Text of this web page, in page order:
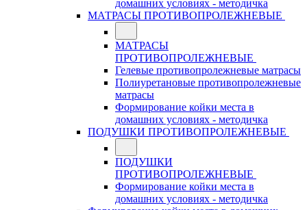
домашних условиях - методичка
МАТРАСЫ ПРОТИВОПРОЛЕЖНЕВЫЕ
МАТРАСЫ
ПРОТИВОПРОЛЕЖНЕВЫЕ
Гелевые противопролежневые матрасы
Полиуретановые противопролежневые
матрасы
Формирование койки места в
домашних условиях - методичка
ПОДУШКИ ПРОТИВОПРОЛЕЖНЕВЫЕ
ПОДУШКИ
ПРОТИВОПРОЛЕЖНЕВЫЕ
Формирование койки места в
домашних условиях - методичка